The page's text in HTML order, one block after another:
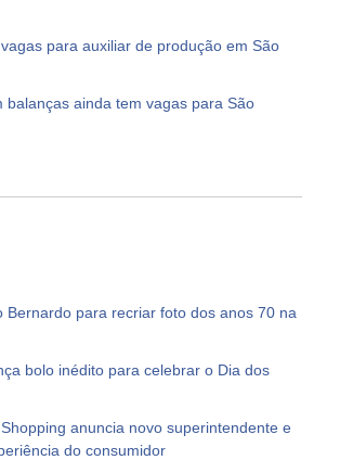
para auxiliar de produção em São
balanças ainda tem vagas para São
Bernardo para recriar foto dos anos 70 na
bolo inédito para celebrar o Dia dos
anuncia novo superintendente e
do consumidor